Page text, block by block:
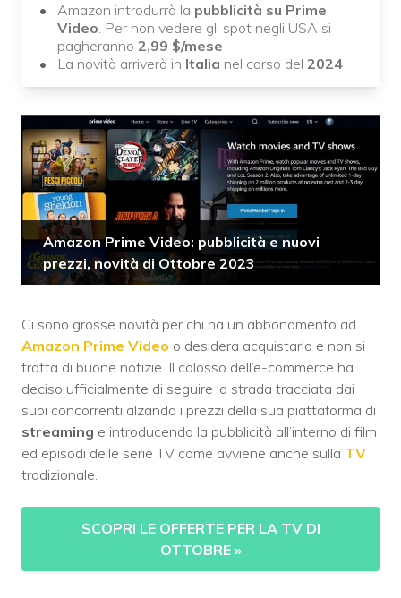
Amazon introdurrà la pubblicità su Prime
Video. Per non vedere gli spot negli USA si
pagheranno 2,99 $/mese
La novità arriverà in Italia nel corso del 2024
Amazon Prime Video: pubblicità e nuovi
prezzi, novità di Ottobre 2023
Ci sono grosse novità per chi ha un abbonamento ad
Amazon Prime Video o desidera acquistarlo e non si
tratta di buone notizie. Il colosso dell’e-commerce ha
deciso ufficialmente di seguire la strada tracciata dai
suoi concorrenti alzando i prezzi della sua piattaforma di
streaming e introducendo la pubblicità all’interno di film
ed episodi delle serie TV come avviene anche sulla TV
tradizionale.
SCOPRI LE OFFERTE PER LA TV DI
OTTOBRE »